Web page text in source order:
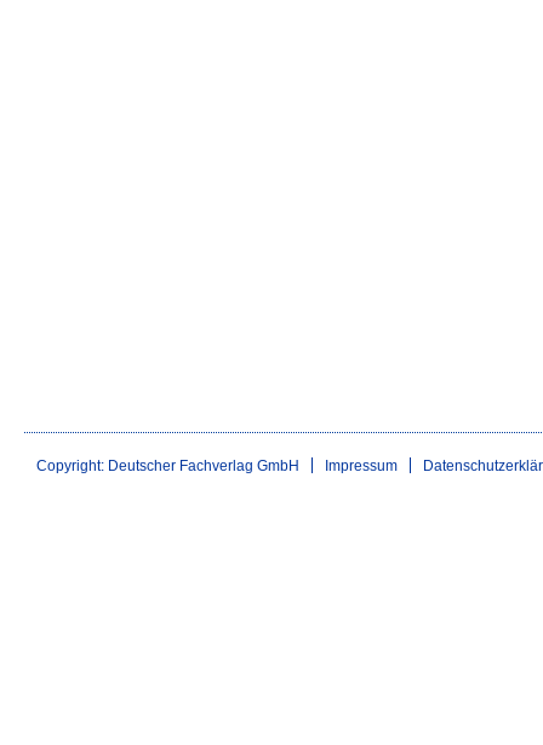
Copyright: Deutscher Fachverlag GmbH Impressum